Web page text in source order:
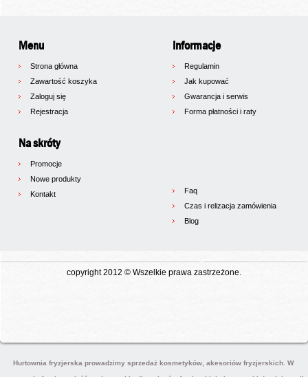
Menu
Strona główna
Zawartość koszyka
Zaloguj się
Rejestracja
Na skróty
Promocje
Nowe produkty
Kontakt
Informacje
Regulamin
Jak kupować
Gwarancja i serwis
Forma płatności i raty
Faq
Czas i relizacja zamówienia
Blog
copyright 2012 © Wszelkie prawa zastrzeżone.
Hurtownia fryzjerska prowadzimy sprzedaż kosmetyków, akesoriów fryzjerskich. W